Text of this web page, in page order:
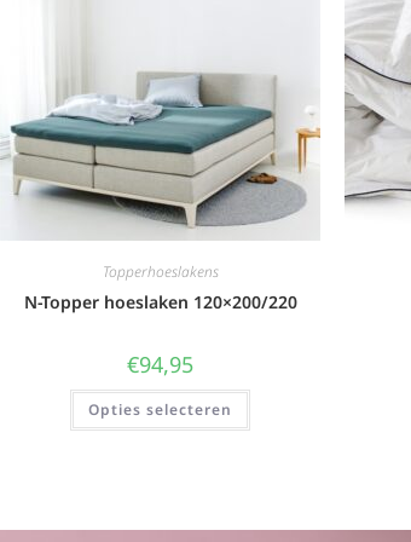
Topperhoeslakens
N-Topper hoeslaken 120×200/220
€94,95
Opties selecteren